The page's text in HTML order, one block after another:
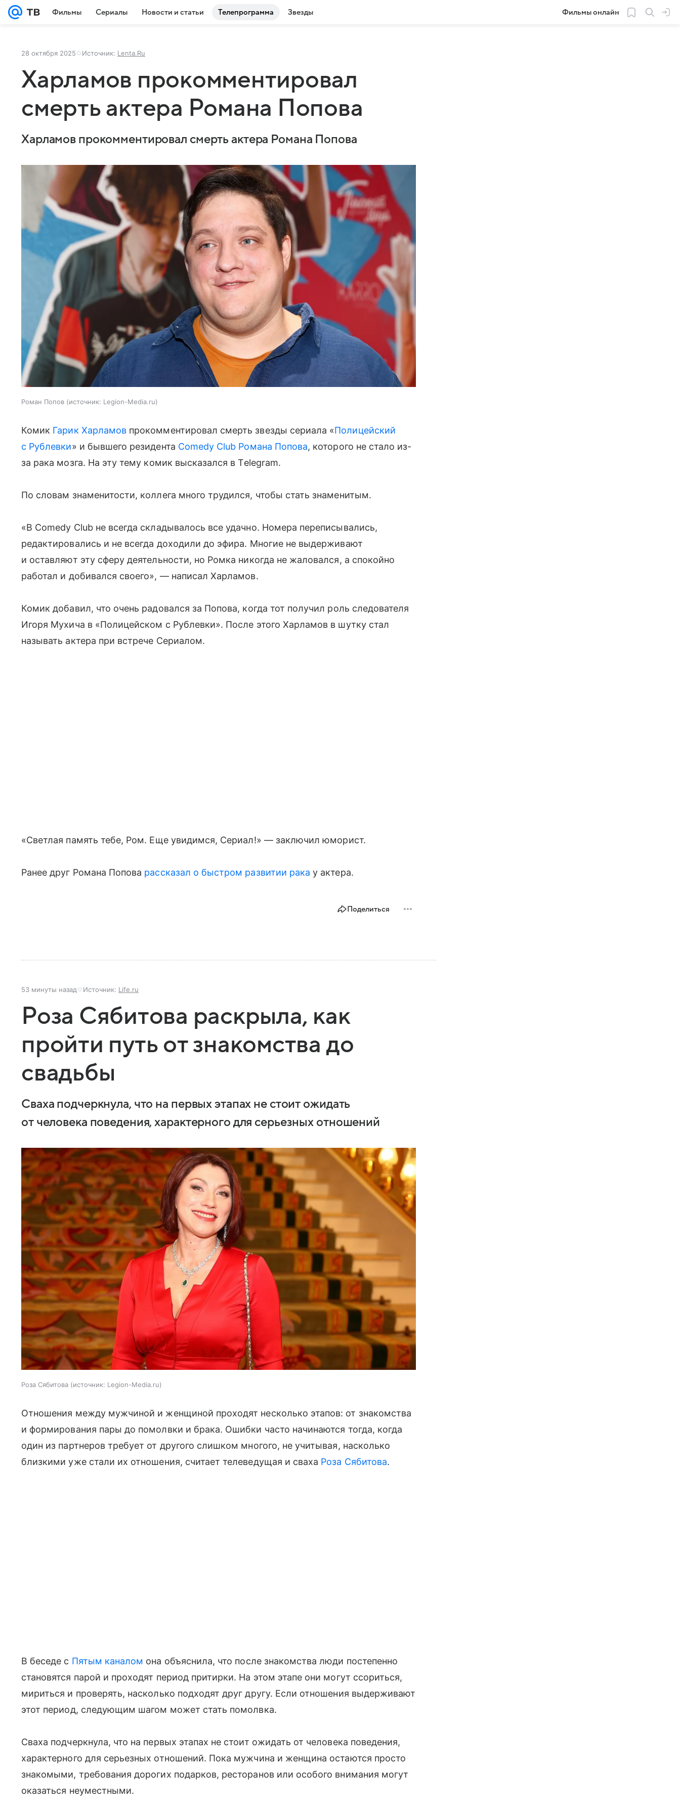
Фильмы Сериалы Новости и статьи Телепрограмма Звезды Фильмы онлайн
28 октября 2025 Источник: Lenta.Ru
Харламов прокомментировал
смерть актера Романа Попова
Харламов прокомментировал смерть актера Романа Попова
Роман Попов источник: Legion-Media.ru
Комик Гарик Харламов прокомментировал смерть звезды сериала «Полицейский
с Рублевки» и бывшего резидента Comedy Club Романа Попова, которого не стало из-
за рака мозга. На эту тему комик высказался в Telegram.
По словам знаменитости, коллега много трудился, чтобы стать знаменитым.
«В Comedy Club не всегда складывалось все удачно. Номера переписывались,
редактировались и не всегда доходили до эфира. Многие не выдерживают
и оставляют эту сферу деятельности, но Ромка никогда не жаловался, а спокойно
работал и добивался своего», — написал Харламов.
Комик добавил, что очень радовался за Попова, когда тот получил роль следователя
Игоря Мухича в «Полицейском с Рублевки». После этого Харламов в шутку стал
называть актера при встрече Сериалом.
«Светлая память тебе, Ром. Еще увидимся, Сериал!» — заключил юморист.
Ранее друг Романа Попова рассказал о быстром развитии рака у актера.
Поделиться
53 минуты назад Источник: Life.ru
Роза Сябитова раскрыла, как
пройти путь от знакомства до
свадьбы
Сваха подчеркнула, что на первых этапах не стоит ожидать
от человека поведения, характерного для серьезных отношений
Роза Сябитова источник: Legion-Media.ru
Отношения между мужчиной и женщиной проходят несколько этапов: от знакомства
и формирования пары до помолвки и брака. Ошибки часто начинаются тогда, когда
один из партнеров требует от другого слишком многого, не учитывая, насколько
близкими уже стали их отношения, считает телеведущая и сваха Роза Сябитова.
В беседе с Пятым каналом она объяснила, что после знакомства люди постепенно
становятся парой и проходят период притирки. На этом этапе они могут ссориться,
мириться и проверять, насколько подходят друг другу. Если отношения выдерживают
этот период, следующим шагом может стать помолвка.
Сваха подчеркнула, что на первых этапах не стоит ожидать от человека поведения,
характерного для серьезных отношений. Пока мужчина и женщина остаются просто
знакомыми, требования дорогих подарков, ресторанов или особого внимания могут
оказаться неуместными.